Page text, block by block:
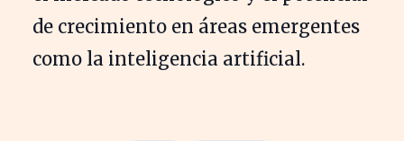
de crecimiento en áreas emergentes
como la inteligencia artificial.